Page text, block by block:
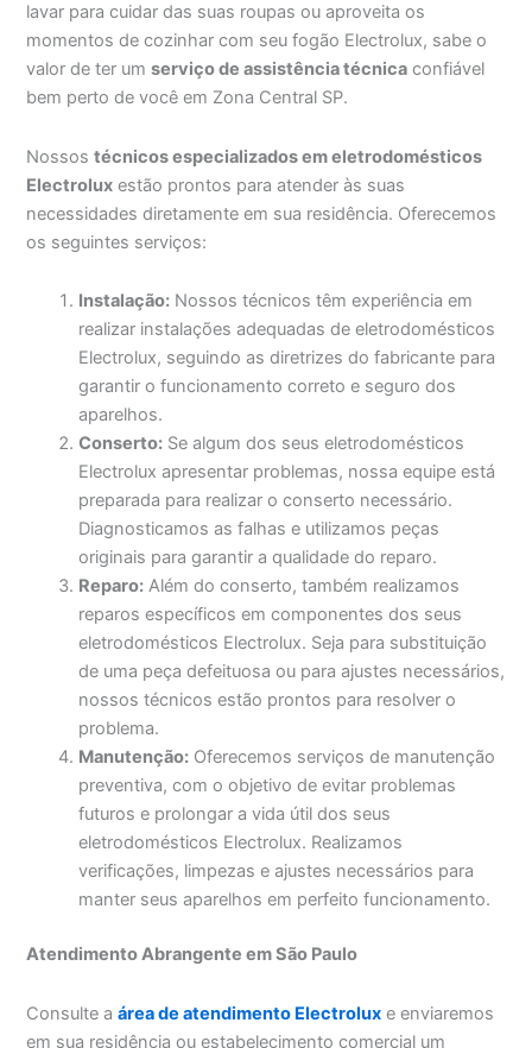
lavar para cuidar das suas roupas ou aproveita os
momentos de cozinhar com seu fogão Electrolux, sabe o
valor de ter umserviço de assistência técnica confiável
bem perto de você em Zona Central SP.
Nossostécnicos especializados em eletrodomésticos
Electrolux estão prontos para atender às suas
necessidades diretamente em sua residência. Oferecemos
os seguintes serviços:
Instalação: Nossos técnicos têm experiência em
realizar instalações adequadas de eletrodomésticos
Electrolux, seguindo as diretrizes do fabricante para
garantir o funcionamento correto e seguro dos
aparelhos.
Conserto: Se algum dos seus eletrodomésticos
Electrolux apresentar problemas, nossa equipe está
preparada para realizar o conserto necessário.
Diagnosticamos as falhas e utilizamos peças
originais para garantir a qualidade do reparo.
Reparo: Além do conserto, também realizamos
reparos específicos em componentes dos seus
eletrodomésticos Electrolux. Seja para substituição
de uma peça defeituosa ou para ajustes necessários,
nossos técnicos estão prontos para resolver o
problema.
Manutenção: Oferecemos serviços de manutenção
preventiva, com o objetivo de evitar problemas
futuros e prolongar a vida útil dos seus
eletrodomésticos Electrolux. Realizamos
verificações, limpezas e ajustes necessários para
manter seus aparelhos em perfeito funcionamento.
Atendimento Abrangente em São Paulo
Consulte aárea de atendimento Electrolux e enviaremos
em sua residência ou estabelecimento comercial um